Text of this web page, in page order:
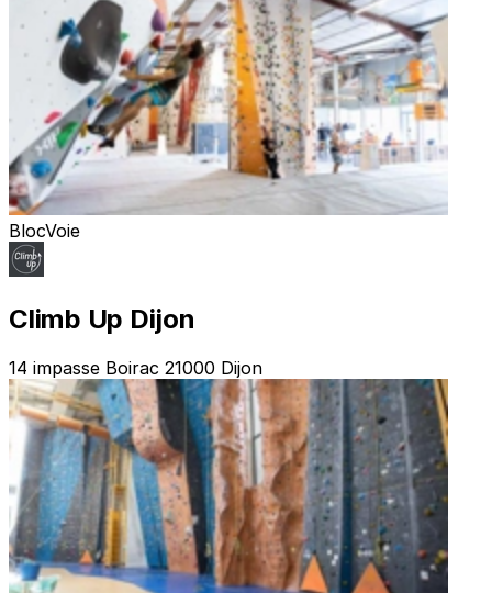
BlocVoie
Climb Up Dijon
14 impasse Boirac 21000 Dijon